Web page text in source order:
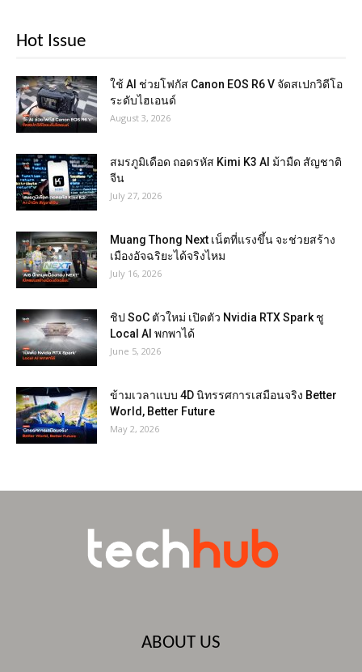
Hot Issue
ใช้ AI ช่วยโฟกัส Canon EOS R6 V จัดสเปกวิดีโอ
ระดับไฮเอนด์
August 3, 2026
สมรภูมิเดือด ถอดรหัส Kimi K3 AI ม้ามืด สัญชาติ
จีน
July 27, 2026
Muang Thong Next เน็ตที่แรงขึ้น จะช่วยสร้าง
เมืองอัจฉริยะได้จริงไหม
July 16, 2026
ชิป SoC ตัวใหม่ เปิดตัว Nvidia RTX Spark ชู
Local AI พกพาได้
June 5, 2026
ข้ามเวลาแบบ 4D นิทรรศการเสมือนจริง Better
World, Better Future
May 2, 2026
ABOUT US